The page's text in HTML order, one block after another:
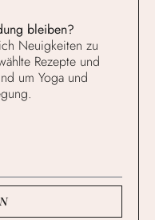
bleiben?
Neuigkeiten zu
Rezepte und
um Yoga und